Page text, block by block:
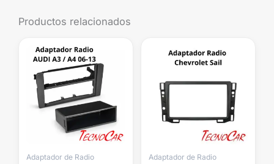
Productos relacionados
Adaptador de Radio Adaptador de Radio